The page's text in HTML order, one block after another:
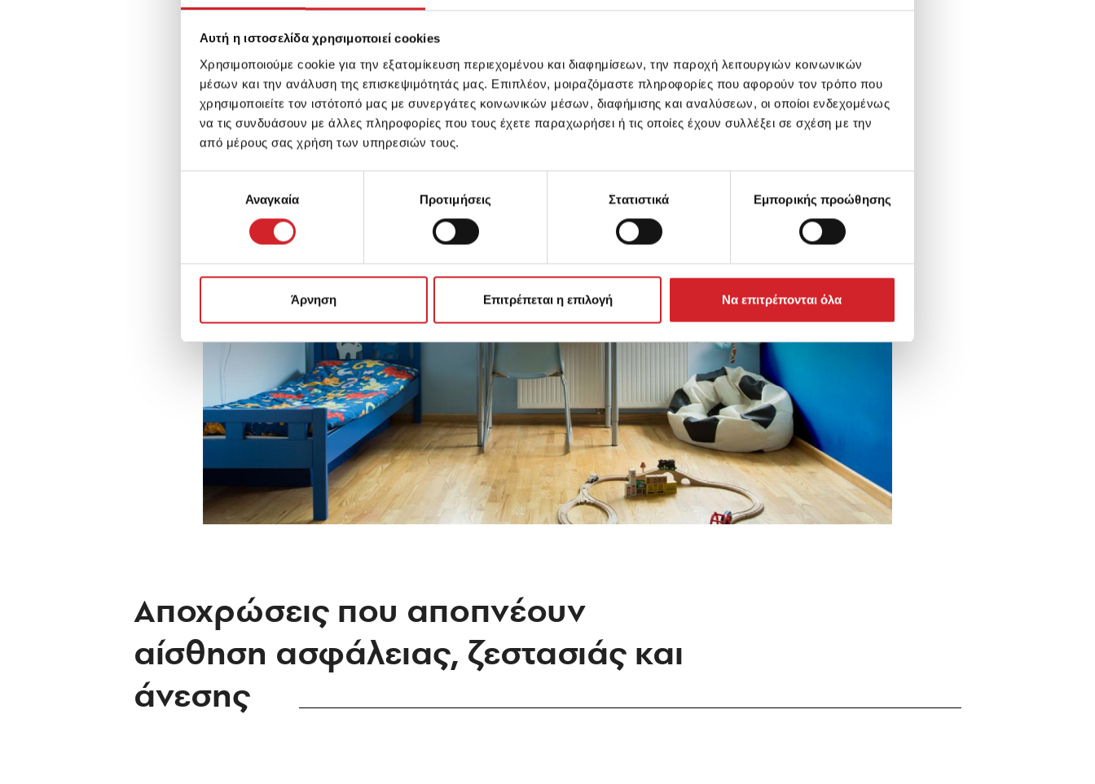
Αυτή η ιστοσελίδα χρησιμοποιεί cookies
Χρησιμοποιούμε cookie για την εξατομίκευση περιεχομένου και διαφημίσεων, την παροχή λειτουργιών κοινωνικών
μέσων και την ανάλυση της επισκεψιμότητάς μας. Επιπλέον, μοιραζόμαστε πληροφορίες που αφορούν τον τρόπο που
χρησιμοποιείτε τον ιστότοπό μας με συνεργάτες κοινωνικών μέσων, διαφήμισης και αναλύσεων, οι οποίοι ενδεχομένως
να τις συνδυάσουν με άλλες πληροφορίες που τους έχετε παραχωρήσει ή τις οποίες έχουν συλλέξει σε σχέση με την
από μέρους σας χρήση των υπηρεσιών τους.
συγκατάθεσηςΑναγκαία Προτιμήσεις Στατιστικά Εμπορικής προώθησης
Άρνηση Επιτρέπεται η επιλογή Να επιτρέπονται όλα
Αποχρώσεις που αποπνέουν
αίσθηση ασφάλειας, ζεστασιάς και
άνεσης